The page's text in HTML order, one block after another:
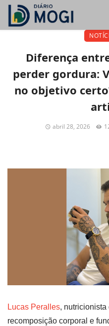
Diferença
perder gordura:
no objetivo
abril 28, 2026
Lucas Peralles,
recomposição corporal e